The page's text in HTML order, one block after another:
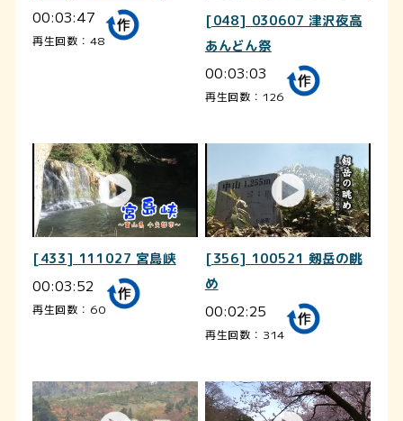
00:03:47
再生回数：48
[048] 030607 津沢夜高
あんどん祭
00:03:03
再生回数：126
[433] 111027 宮島峡
00:03:52
再生回数：60
[356] 100521 剱岳の眺
め
00:02:25
再生回数：314